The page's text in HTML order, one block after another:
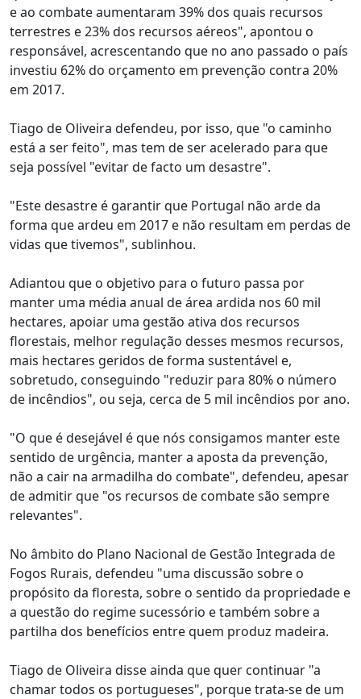
e ao combate aumentaram 39% dos quais recursos
terrestres e 23% dos recursos aéreos", apontou o
responsável, acrescentando que no ano passado o país
investiu 62% do orçamento em prevenção contra 20%
em 2017.
Tiago de Oliveira defendeu, por isso, que "o caminho
está a ser feito", mas tem de ser acelerado para que
seja possível "evitar de facto um desastre".
"Este desastre é garantir que Portugal não arde da
forma que ardeu em 2017 e não resultam em perdas de
vidas que tivemos", sublinhou.
Adiantou que o objetivo para o futuro passa por
manter uma média anual de área ardida nos 60 mil
hectares, apoiar uma gestão ativa dos recursos
florestais, melhor regulação desses mesmos recursos,
mais hectares geridos de forma sustentável e,
sobretudo, conseguindo "reduzir para 80% o número
de incêndios", ou seja, cerca de 5 mil incêndios por ano.
"O que é desejável é que nós consigamos manter este
sentido de urgência, manter a aposta da prevenção,
não a cair na armadilha do combate", defendeu, apesar
de admitir que "os recursos de combate são sempre
relevantes".
No âmbito do Plano Nacional de Gestão Integrada de
Fogos Rurais, defendeu "uma discussão sobre o
propósito da floresta, sobre o sentido da propriedade e
a questão do regime sucessório e também sobre a
partilha dos benefícios entre quem produz madeira.
Tiago de Oliveira disse ainda que quer continuar "a
chamar todos os portugueses", porque trata-se de um